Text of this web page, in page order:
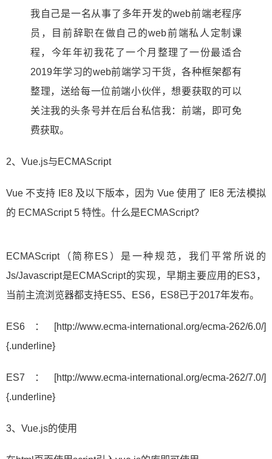
我自己是一名从事了多年开发的web前端老程序
员，目前辞职在做自己的web前端私人定制课
程，今年年初我花了一个月整理了一份最适合
2019年学习的web前端学习干货，各种框架都有
整理，送给每一位前端小伙伴，想要获取的可以
关注我的头条号并在后台私信我：前端，即可免
费获取。
2、Vue.js与ECMAScript
Vue 不支持 IE8 及以下版本，因为 Vue 使用了 IE8 无法模拟
的 ECMAScript 5 特性。什么是ECMAScript?
ECMAScript（简称ES）是一种规范，我们平常所说的
Js/Javascript是ECMAScript的实现，早期主要应用的ES3，
当前主流浏览器都支持ES5、ES6，ES8已于2017年发布。
ES6：[http://www.ecma-international.org/ecma-262/6.0/]
{.underline}
ES7：[http://www.ecma-international.org/ecma-262/7.0/]
{.underline}
3、Vue.js的使用